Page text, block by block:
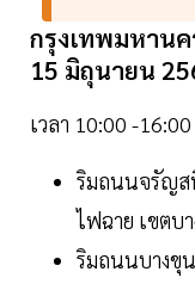
กรุงเทพมหาน
15 มิถุนายน
เวลา 10:00 -
ริมถนนจรัญส
ไฟฉาย เขตบ
ริมถนนบาง